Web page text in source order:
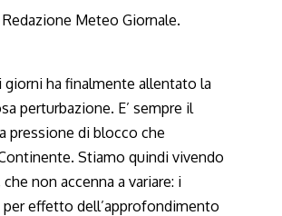
ha finalmente allentato la
perturbazione. E’ sempre il
pressione di blocco che
Stiamo quindi vivendo
non accenna a variare: i
effetto dell’approfondimento